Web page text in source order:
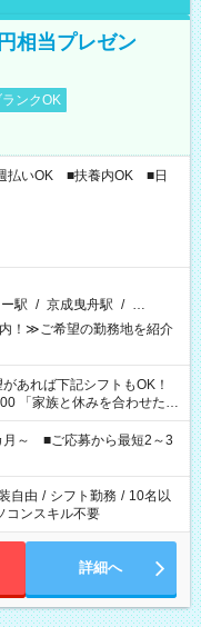
相当プレゼン
ランクOK
払いOK ■扶養内OK ■日
駅 / 京成曳舟駅 / …
！≫ご希望の勤務地を紹介
た
たい」 「できれば残業はし
。 ※Wワーク希望
務時間と、もう1つのお仕事
る場合は応募できません。
月～ ■ご応募から最短2～3
自由 / シフト勤務 / 10名以
コンスキル不要
詳細へ